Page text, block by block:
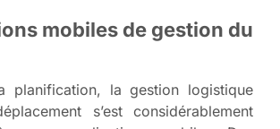
mobiles de gestion du
planification, la gestion logistique
s’est considérablement